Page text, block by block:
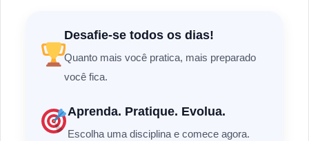
Desafie-se todos os dias!
Quanto mais você pratica, mais preparado
você fica.
Aprenda. Pratique. Evolua.
Escolha uma disciplina e comece agora.